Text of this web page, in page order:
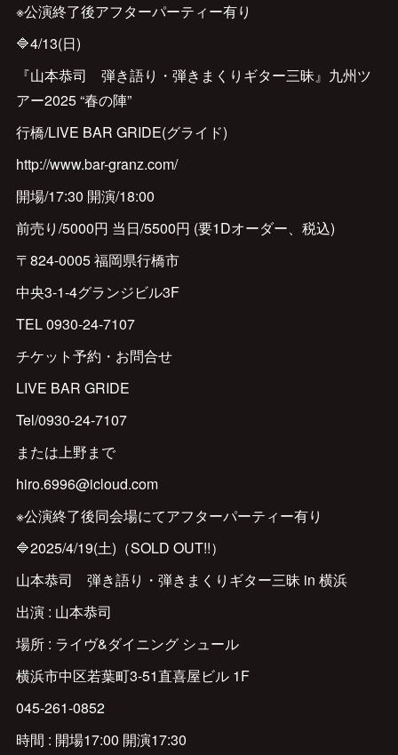
※公演終了後アフターパーティー有り
🔷4/13(日)
『山本恭司 弾き語り・弾きまくりギター三昧』九州ツ
アー2025 “春の陣”
行橋/LIVE BAR GRIDE(グライド)
http://www.bar-granz.com/
開場/17:30 開演/18:00
前売り/5000円 当日/5500円 (要1Dオーダー、税込)
〒824-0005 福岡県行橋市
中央3-1-4グランジビル3F
TEL 0930-24-7107
チケット予約・お問合せ
LIVE BAR GRIDE
Tel/0930-24-7107
または上野まで
hiro.6996@icloud.com
※公演終了後同会場にてアフターパーティー有り
🔷2025/4/19(土)（SOLD OUT!!）
山本恭司 弾き語り・弾きまくりギター三昧 in 横浜
出演 : 山本恭司
場所 : ライヴ&ダイニング シュール
横浜市中区若葉町3-51直喜屋ビル 1F
045-261-0852
時間 : 開場17:00 開演17:30